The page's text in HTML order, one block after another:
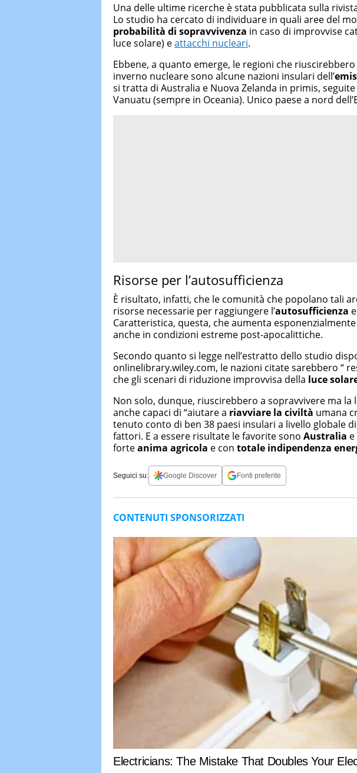
Una delle ultime ricerche è stata pubblicata sulla
Lo studio ha cercato di individuare in quali aree del
probabilità di sopravvivenza in caso di improvvise
luce solare) eattacchi nucleari.
Ebbene, a quanto emerge, le regioni che
inverno nucleare sono alcune nazioni insulari dell’
si tratta di Australia e Nuova Zelanda in primis,
Vanuatu (sempre in Oceania). Unico paese a nord
Risorse per l’autosufficienza
È risultato, infatti, che le comunità che popolano tali
risorse necessarie per raggiungere l’autosufficienza
Caratteristica, questa, che aumenta
anche in condizioni estreme post-apocalittiche.
Secondo quanto si legge nell’estratto dello studio
onlinelibrary.wiley.com, le nazioni citate sarebbero “
che gli scenari di riduzione improvvisa della luce
Non solo, dunque, riuscirebbero a sopravvivere ma
anche capaci di “aiutare a riavviare la civiltà umana
tenuto conto di ben 38 paesi insulari a livello globale
fattori. E a essere risultate le favorite sono Australia e
forteanima agricola e con totale indipendenza
Seguici su: Google Discover Fonti preferite